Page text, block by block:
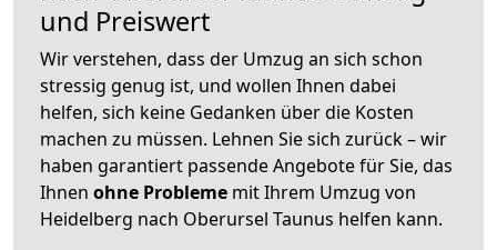
und Preiswert
Wir verstehen, dass der Umzug an sich schon
stressig genug ist, und wollen Ihnen dabei
helfen, sich keine Gedanken über die Kosten
machen zu müssen. Lehnen Sie sich zurück – wir
haben garantiert passende Angebote für Sie, das
Ihnen ohne Probleme mit Ihrem Umzug von
Heidelberg nach Oberursel Taunus helfen kann.